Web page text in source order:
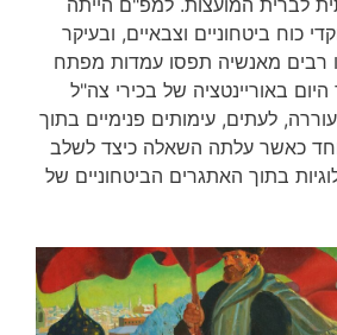
כוח ביטחוניים וצבאיים, ובעיקר
רבים מאנשיה תפסו עמדות מפתח
באוריינטציה של בכירי צה"ל
לעתים, עימותים פנימיים בתוך
כאשר עלתה השאלה כיצד לשלב
בתוך האתגרים הביטחוניים של